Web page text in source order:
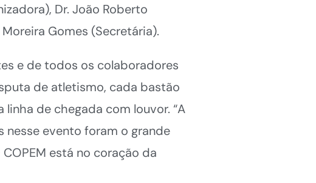
Dr. João Roberto
Gomes (Secretária).
e de todos os colaboradores
de atletismo, cada bastão
de chegada com louvor. “A
nesse evento foram o grande
está no coração da